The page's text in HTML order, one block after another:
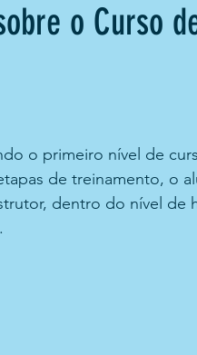
o Curso
o primeiro nível de
de treinamento, o
dentro do nível de